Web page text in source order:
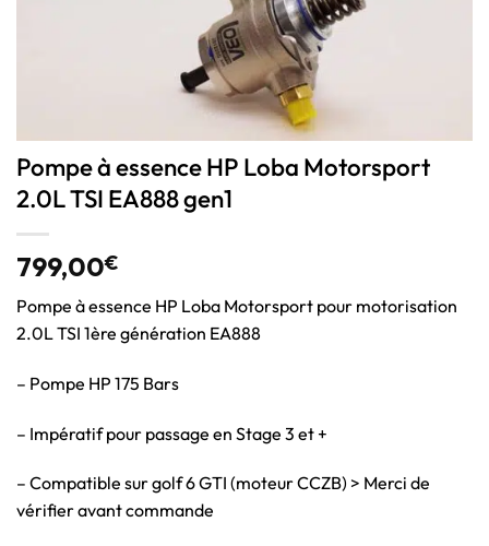
Pompe à essence HP Loba Motorsport
2.0L TSI EA888 gen1
799,00€
Pompe à essence HP Loba Motorsport pour motorisation
2.0L TSI 1ère génération EA888
– Pompe HP 175 Bars
– Impératif pour passage en Stage 3 et +
– Compatible sur golf 6 GTI (moteur CCZB) > Merci de
vérifier avant commande